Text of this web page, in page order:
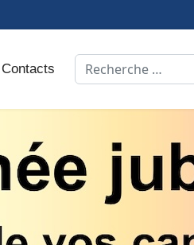
Contacts Rechercher